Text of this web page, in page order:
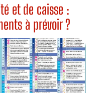
et de caisse :
à prévoir ?